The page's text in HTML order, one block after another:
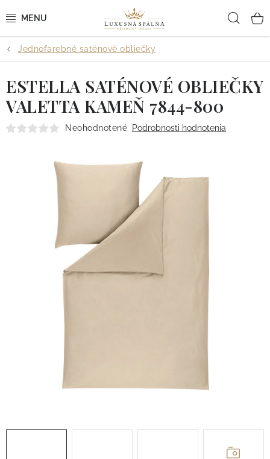
na
POSTEĽNÉ OBLIEČKY
POSTEĽNÉ PLACHTY
PREHOZY A PAPLÓNY
BYTOVÝ TEXTIL
Blog Doprava
Kontakt
Jednofarebné saténové obliečky
ESTELLA SATÉNOVÉ OBLIEČKY
VALETTA KAMEŇ 7844-800
Neohodnotené Podrobnosti hodnotenia